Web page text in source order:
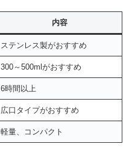
内容
ステンレス製がおすすめ
300～500mlがおすすめ
6時間以上
広口タイプがおすすめ
軽量、コンパクト